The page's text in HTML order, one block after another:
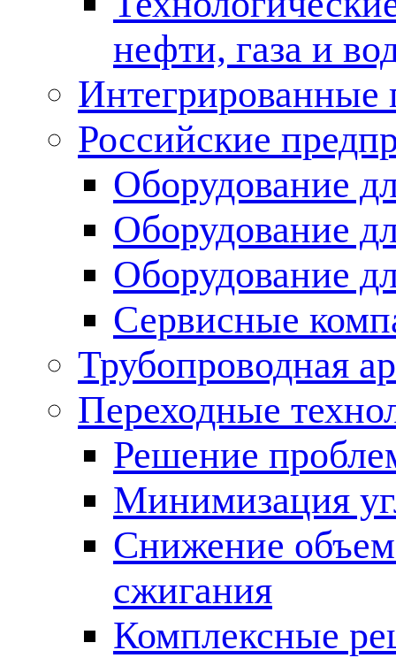
нефти, газа и
Российские
Оборудование
Оборудование
Оборудование
Сервисные
Трубопроводная
Переходные
Решение
Минимизация
Снижение
сжигания
Комплексные